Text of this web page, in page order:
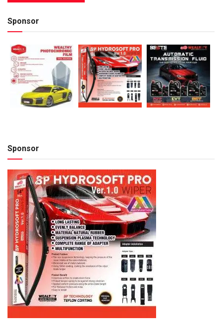
Sponsor
Sponsor